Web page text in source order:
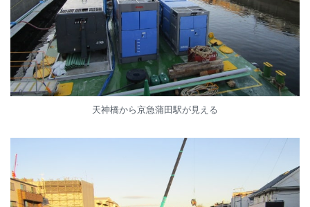
天神橋から京急蒲田駅が見える